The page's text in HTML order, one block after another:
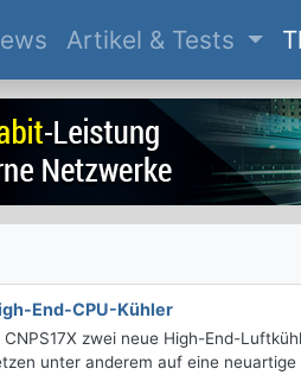
(current)
Artikel & Tests
End-CPU-Kühler
zwei neue High-End-
unter anderem auf eine